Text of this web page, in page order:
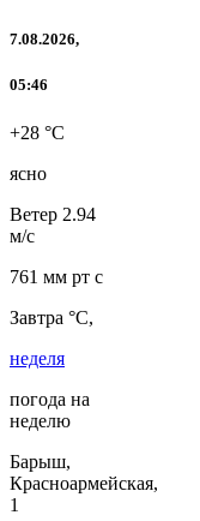
7.08.2026,
05:46
+28 °C
ясно
Ветер 2.94
м/с
761 мм рт с
Завтра °C,
неделя
погода на
неделю
Барыш,
Красноармейская,
1